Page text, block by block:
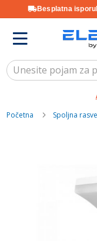
Besplatna
Početna Spoljna